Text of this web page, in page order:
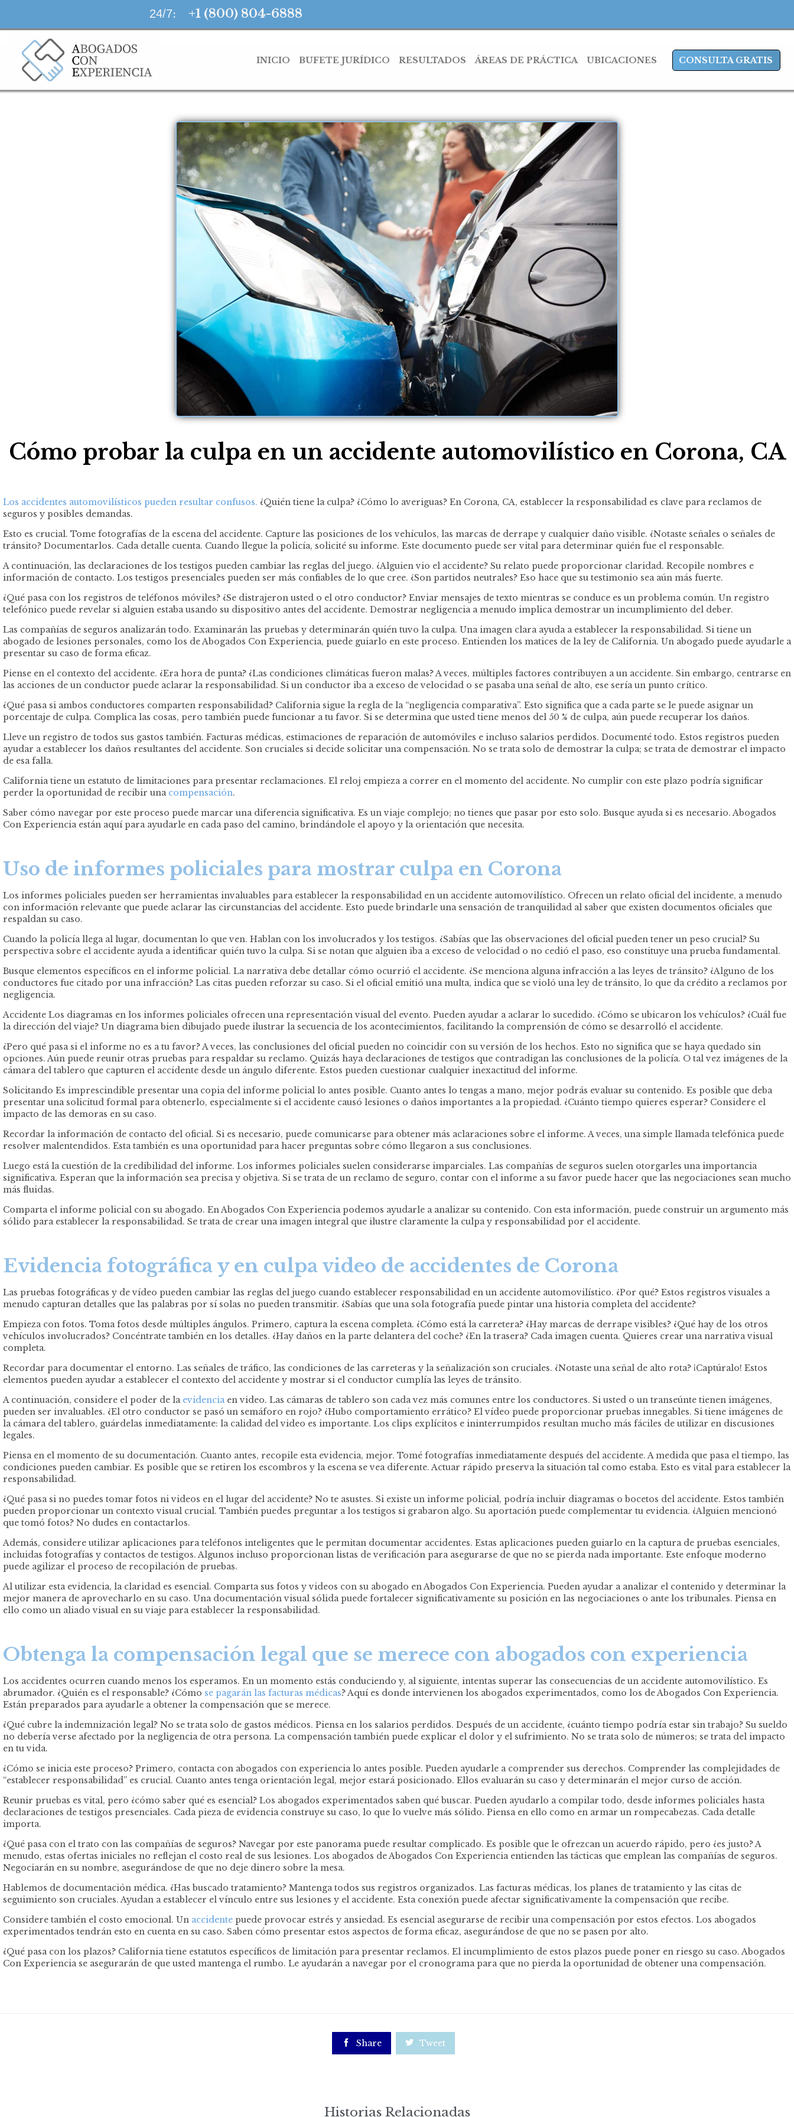
24/7: +1 (800) 804-6888
INICIO BUFETE JURÍDICO RESULTADOS ÁREAS DE PRÁCTICA UBICACIONES CONSULTA GRATIS
Cómo probar la culpa en un accidente automovilístico en Corona, CA
Los accidentes automovilísticos pueden resultar confusos. ¿Quién tiene la culpa? ¿Cómo lo averiguas? En Corona, CA, establecer la responsabilidad es clave para reclamos de
seguros y posibles demandas.
Esto es crucial. Tome fotografías de la escena del accidente. Capture las posiciones de los vehículos, las marcas de derrape y cualquier daño visible. ¿Notaste señales o señales de
tránsito? Documentarlos. Cada detalle cuenta. Cuando llegue la policía, solicité su informe. Este documento puede ser vital para determinar quién fue el responsable.
A continuación, las declaraciones de los testigos pueden cambiar las reglas del juego. ¿Alguien vio el accidente? Su relato puede proporcionar claridad. Recopile nombres e
información de contacto. Los testigos presenciales pueden ser más confiables de lo que cree. ¿Son partidos neutrales? Eso hace que su testimonio sea aún más fuerte.
¿Qué pasa con los registros de teléfonos móviles? ¿Se distrajeron usted o el otro conductor? Enviar mensajes de texto mientras se conduce es un problema común. Un registro
telefónico puede revelar si alguien estaba usando su dispositivo antes del accidente. Demostrar negligencia a menudo implica demostrar un incumplimiento del deber.
Las compañías de seguros analizarán todo. Examinarán las pruebas y determinarán quién tuvo la culpa. Una imagen clara ayuda a establecer la responsabilidad. Si tiene un
abogado de lesiones personales, como los de Abogados Con Experiencia, puede guiarlo en este proceso. Entienden los matices de la ley de California. Un abogado puede ayudarle a
presentar su caso de forma eficaz.
Piense en el contexto del accidente. ¿Era hora de punta? ¿Las condiciones climáticas fueron malas? A veces, múltiples factores contribuyen a un accidente. Sin embargo, centrarse en
las acciones de un conductor puede aclarar la responsabilidad. Si un conductor iba a exceso de velocidad o se pasaba una señal de alto, ese sería un punto crítico.
¿Qué pasa si ambos conductores comparten responsabilidad? California sigue la regla de la “negligencia comparativa”. Esto significa que a cada parte se le puede asignar un
porcentaje de culpa. Complica las cosas, pero también puede funcionar a tu favor. Si se determina que usted tiene menos del 50 % de culpa, aún puede recuperar los daños.
Lleve un registro de todos sus gastos también. Facturas médicas, estimaciones de reparación de automóviles e incluso salarios perdidos. Documenté todo. Estos registros pueden
ayudar a establecer los daños resultantes del accidente. Son cruciales si decide solicitar una compensación. No se trata solo de demostrar la culpa; se trata de demostrar el impacto
de esa falla.
California tiene un estatuto de limitaciones para presentar reclamaciones. El reloj empieza a correr en el momento del accidente. No cumplir con este plazo podría significar
perder la oportunidad de recibir una compensación.
Saber cómo navegar por este proceso puede marcar una diferencia significativa. Es un viaje complejo; no tienes que pasar por esto solo. Busque ayuda si es necesario. Abogados
Con Experiencia están aquí para ayudarle en cada paso del camino, brindándole el apoyo y la orientación que necesita.
Uso de informes policiales para mostrar culpa en Corona
Los informes policiales pueden ser herramientas invaluables para establecer la responsabilidad en un accidente automovilístico. Ofrecen un relato oficial del incidente, a menudo
con información relevante que puede aclarar las circunstancias del accidente. Esto puede brindarle una sensación de tranquilidad al saber que existen documentos oficiales que
respaldan su caso.
Cuando la policía llega al lugar, documentan lo que ven. Hablan con los involucrados y los testigos. ¿Sabías que las observaciones del oficial pueden tener un peso crucial? Su
perspectiva sobre el accidente ayuda a identificar quién tuvo la culpa. Si se notan que alguien iba a exceso de velocidad o no cedió el paso, eso constituye una prueba fundamental.
Busque elementos específicos en el informe policial. La narrativa debe detallar cómo ocurrió el accidente. ¿Se menciona alguna infracción a las leyes de tránsito? ¿Alguno de los
conductores fue citado por una infracción? Las citas pueden reforzar su caso. Si el oficial emitió una multa, indica que se violó una ley de tránsito, lo que da crédito a reclamos por
negligencia.
Accidente Los diagramas en los informes policiales ofrecen una representación visual del evento. Pueden ayudar a aclarar lo sucedido. ¿Cómo se ubicaron los vehículos? ¿Cuál fue
la dirección del viaje? Un diagrama bien dibujado puede ilustrar la secuencia de los acontecimientos, facilitando la comprensión de cómo se desarrolló el accidente.
¿Pero qué pasa si el informe no es a tu favor? A veces, las conclusiones del oficial pueden no coincidir con su versión de los hechos. Esto no significa que se haya quedado sin
opciones. Aún puede reunir otras pruebas para respaldar su reclamo. Quizás haya declaraciones de testigos que contradigan las conclusiones de la policía. O tal vez imágenes de la
cámara del tablero que capturen el accidente desde un ángulo diferente. Estos pueden cuestionar cualquier inexactitud del informe.
Solicitando Es imprescindible presentar una copia del informe policial lo antes posible. Cuanto antes lo tengas a mano, mejor podrás evaluar su contenido. Es posible que deba
presentar una solicitud formal para obtenerlo, especialmente si el accidente causó lesiones o daños importantes a la propiedad. ¿Cuánto tiempo quieres esperar? Considere el
impacto de las demoras en su caso.
Recordar la información de contacto del oficial. Si es necesario, puede comunicarse para obtener más aclaraciones sobre el informe. A veces, una simple llamada telefónica puede
resolver malentendidos. Esta también es una oportunidad para hacer preguntas sobre cómo llegaron a sus conclusiones.
Luego está la cuestión de la credibilidad del informe. Los informes policiales suelen considerarse imparciales. Las compañías de seguros suelen otorgarles una importancia
significativa. Esperan que la información sea precisa y objetiva. Si se trata de un reclamo de seguro, contar con el informe a su favor puede hacer que las negociaciones sean mucho
más fluidas.
Comparta el informe policial con su abogado. En Abogados Con Experiencia podemos ayudarle a analizar su contenido. Con esta información, puede construir un argumento más
sólido para establecer la responsabilidad. Se trata de crear una imagen integral que ilustre claramente la culpa y responsabilidad por el accidente.
Evidencia fotográfica y en culpa video de accidentes de Corona
Las pruebas fotográficas y de vídeo pueden cambiar las reglas del juego cuando establecer responsabilidad en un accidente automovilístico. ¿Por qué? Estos registros visuales a
menudo capturan detalles que las palabras por sí solas no pueden transmitir. ¿Sabías que una sola fotografía puede pintar una historia completa del accidente?
Empieza con fotos. Toma fotos desde múltiples ángulos. Primero, captura la escena completa. ¿Cómo está la carretera? ¿Hay marcas de derrape visibles? ¿Qué hay de los otros
vehículos involucrados? Concéntrate también en los detalles. ¿Hay daños en la parte delantera del coche? ¿En la trasera? Cada imagen cuenta. Quieres crear una narrativa visual
completa.
Recordar para documentar el entorno. Las señales de tráfico, las condiciones de las carreteras y la señalización son cruciales. ¿Notaste una señal de alto rota? ¡Captúralo! Estos
elementos pueden ayudar a establecer el contexto del accidente y mostrar si el conductor cumplía las leyes de tránsito.
A continuación, considere el poder de la evidencia en video. Las cámaras de tablero son cada vez más comunes entre los conductores. Si usted o un transeúnte tienen imágenes,
pueden ser invaluables. ¿El otro conductor se pasó un semáforo en rojo? ¿Hubo comportamiento errático? El vídeo puede proporcionar pruebas innegables. Si tiene imágenes de
la cámara del tablero, guárdelas inmediatamente: la calidad del video es importante. Los clips explícitos e ininterrumpidos resultan mucho más fáciles de utilizar en discusiones
legales.
Piensa en el momento de su documentación. Cuanto antes, recopile esta evidencia, mejor. Tomé fotografías inmediatamente después del accidente. A medida que pasa el tiempo, las
condiciones pueden cambiar. Es posible que se retiren los escombros y la escena se vea diferente. Actuar rápido preserva la situación tal como estaba. Esto es vital para establecer la
responsabilidad.
¿Qué pasa si no puedes tomar fotos ni videos en el lugar del accidente? No te asustes. Si existe un informe policial, podría incluir diagramas o bocetos del accidente. Estos también
pueden proporcionar un contexto visual crucial. También puedes preguntar a los testigos si grabaron algo. Su aportación puede complementar tu evidencia. ¿Alguien mencionó
que tomó fotos? No dudes en contactarlos.
Además, considere utilizar aplicaciones para teléfonos inteligentes que le permitan documentar accidentes. Estas aplicaciones pueden guiarlo en la captura de pruebas esenciales,
incluidas fotografías y contactos de testigos. Algunos incluso proporcionan listas de verificación para asegurarse de que no se pierda nada importante. Este enfoque moderno
puede agilizar el proceso de recopilación de pruebas.
Al utilizar esta evidencia, la claridad es esencial. Comparta sus fotos y videos con su abogado en Abogados Con Experiencia. Pueden ayudar a analizar el contenido y determinar la
mejor manera de aprovecharlo en su caso. Una documentación visual sólida puede fortalecer significativamente su posición en las negociaciones o ante los tribunales. Piensa en
ello como un aliado visual en su viaje para establecer la responsabilidad.
Obtenga la compensación legal que se merece con abogados con experiencia
Los accidentes ocurren cuando menos los esperamos. En un momento estás conduciendo y, al siguiente, intentas superar las consecuencias de un accidente automovilístico. Es
abrumador. ¿Quién es el responsable? ¿Cómo se pagarán las facturas médicas? Aquí es donde intervienen los abogados experimentados, como los de Abogados Con Experiencia.
Están preparados para ayudarle a obtener la compensación que se merece.
¿Qué cubre la indemnización legal? No se trata solo de gastos médicos. Piensa en los salarios perdidos. Después de un accidente, ¿cuánto tiempo podría estar sin trabajo? Su sueldo
no debería verse afectado por la negligencia de otra persona. La compensación también puede explicar el dolor y el sufrimiento. No se trata solo de números; se trata del impacto
en tu vida.
¿Cómo se inicia este proceso? Primero, contacta con abogados con experiencia lo antes posible. Pueden ayudarle a comprender sus derechos. Comprender las complejidades de
“establecer responsabilidad” es crucial. Cuanto antes tenga orientación legal, mejor estará posicionado. Ellos evaluarán su caso y determinarán el mejor curso de acción.
Reunir pruebas es vital, pero ¿cómo saber qué es esencial? Los abogados experimentados saben qué buscar. Pueden ayudarlo a compilar todo, desde informes policiales hasta
declaraciones de testigos presenciales. Cada pieza de evidencia construye su caso, lo que lo vuelve más sólido. Piensa en ello como en armar un rompecabezas. Cada detalle
importa.
¿Qué pasa con el trato con las compañías de seguros? Navegar por este panorama puede resultar complicado. Es posible que le ofrezcan un acuerdo rápido, pero ¿es justo? A
menudo, estas ofertas iniciales no reflejan el costo real de sus lesiones. Los abogados de Abogados Con Experiencia entienden las tácticas que emplean las compañías de seguros.
Negociarán en su nombre, asegurándose de que no deje dinero sobre la mesa.
Hablemos de documentación médica. ¿Has buscado tratamiento? Mantenga todos sus registros organizados. Las facturas médicas, los planes de tratamiento y las citas de
seguimiento son cruciales. Ayudan a establecer el vínculo entre sus lesiones y el accidente. Esta conexión puede afectar significativamente la compensación que recibe.
Considere también el costo emocional. Un accidente puede provocar estrés y ansiedad. Es esencial asegurarse de recibir una compensación por estos efectos. Los abogados
experimentados tendrán esto en cuenta en su caso. Saben cómo presentar estos aspectos de forma eficaz, asegurándose de que no se pasen por alto.
¿Qué pasa con los plazos? California tiene estatutos específicos de limitación para presentar reclamos. El incumplimiento de estos plazos puede poner en riesgo su caso. Abogados
Con Experiencia se asegurarán de que usted mantenga el rumbo. Le ayudarán a navegar por el cronograma para que no pierda la oportunidad de obtener una compensación.
 Share  Tweet
Historias Relacionadas